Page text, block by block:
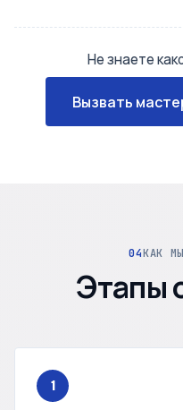
Не знаете
Вызвать
КАК
Этапы
1